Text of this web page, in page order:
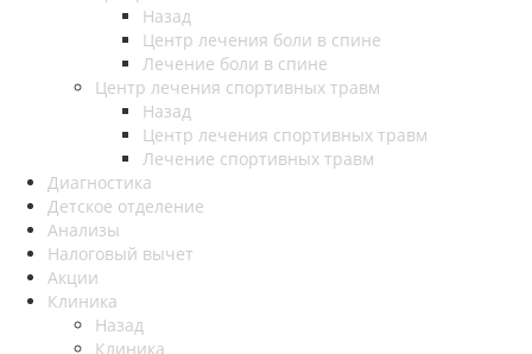
Назад
Центр лечения боли в спине
Лечение боли в спине
Центр лечения спортивных травм
Назад
Центр лечения спортивных травм
Лечение спортивных травм
Диагностика
Детское отделение
Анализы
Налоговый вычет
Акции
Клиника
Назад
Клиника